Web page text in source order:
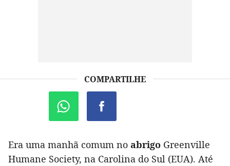
COMPARTILHE
Era uma manhã comum no abrigo Greenville
Humane Society, na Carolina do Sul (EUA). Até